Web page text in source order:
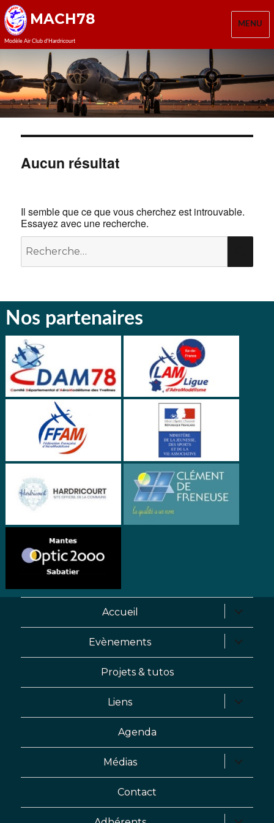
MACH78
Modèle Air Club d'Hardricourt
MENU
Aucun résultat
Il semble que ce que vous cherchez est introuvable.
Essayez avec une recherche.
Recherche
Nos partenaires
Accueil
ouvrir
le
sous-
Evènements
ouvrir
le
menu
Projets & tutos
Liens
ouvrir
le
menu
Agenda
Médias
ouvrir
le
menu
Contact